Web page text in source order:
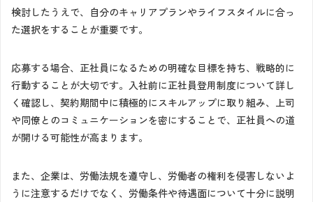
検討したうえで、自分のキャリアプランやライフスタイルに合っ
た選択をすることが重要です。
応募する場合、正社員になるための明確な目標を持ち、戦略的に
行動することが大切です。入社前に正社員登用制度について詳し
く確認し、契約期間中に積極的にスキルアップに取り組み、上司
や同僚とのコミュニケーションを密にすることで、正社員への道
が開ける可能性が高まります。
また、企業は、労働法規を遵守し、労働者の権利を侵害しないよ
うに注意するだけでなく、労働条件や待遇面について十分に説明